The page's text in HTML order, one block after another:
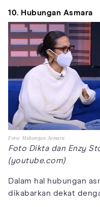
10. Hubungan Asmara
Foto: Hubungan Asmara
Foto Dikta dan Enzy
(youtube.com)
Dalam hal hubungan
dikabarkan dekat